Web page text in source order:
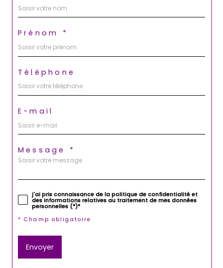
Prénom *
Téléphone
E-mail
Message *
j'ai pris connaissance de la politique de confidentialité et
des informations relatives au traitement de mes données
personnelles (*)*
* Champ obligatoire
Envoyer